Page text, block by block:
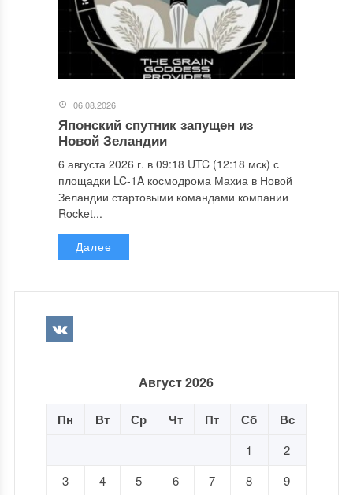
06.08.2026
Японский спутник запущен из
Новой Зеландии
6 августа 2026 г. в 09:18 UTC (12:18 мск) с
площадки LC-1A космодрома Махиа в Новой
Зеландии стартовыми командами компании
Rocket...
Далее
Август 2026
Пн Вт Ср Чт Пт Сб Вс
1
2
3
4 5 6 7 8 9